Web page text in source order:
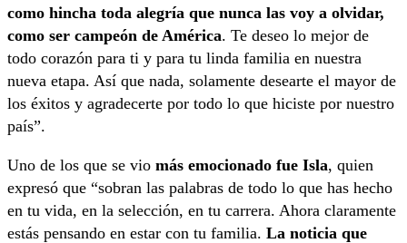
como hincha toda alegría que nunca las voy a olvidar,
como ser campeón de América. Te deseo lo mejor de
todo corazón para ti y para tu linda familia en nuestra
nueva etapa. Así que nada, solamente desearte el mayor de
los éxitos y agradecerte por todo lo que hiciste por nuestro
país”.
Uno de los que se vio más emocionado fue Isla, quien
expresó que “sobran las palabras de todo lo que has hecho
en tu vida, en la selección, en tu carrera. Ahora claramente
estás pensando en estar con tu familia. La noticia que